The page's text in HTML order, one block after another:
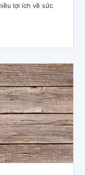
lợi ích về sức